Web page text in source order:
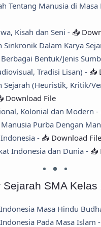
Tentang Manusia di
Kisah dan Seni - 📥
Dalam Karya
Bentuk/Jenis
Tradisi Lisan) - 📥
Sejarah (Heuristik, Kritik/
Download File
Kolonial dan Modern -
Purba Dengan
- 📥 Download File
Indonesia dan Dunia - 📥
SMA Kelas
Masa Hindu
Pada Masa Islam -